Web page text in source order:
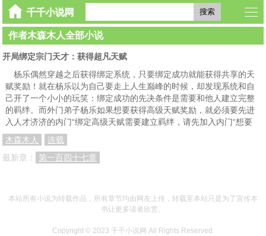
搜索
作者木森木人全部小说
开局绑定宗门天才：获得超凡天赋
杨乐偶然穿越之后获得绑定系统，只要绑定成功就能获得共享的天
赋奖励！就在杨乐以为自己要走上人生巅峰的时候，却发现系统和自
己开了一个小小的玩笑：绑定成功的先决条件是需要和他人建立完整
的羁绊。而外门弟子杨乐如果想要获得高级天赋奖励，就必须要先进
入人才济济的内门“绑定高级天赋需要建立羁绊，请先加入内门“想要
木森木人
连载
最新章：
第一百四十七章
本站所有小说为转载作品，所有章节均由网友上传，转载至本站只是为了宣传本
书让更多读者欣赏。
Copyright © 2023 千千小说网 All Rights Reserved.